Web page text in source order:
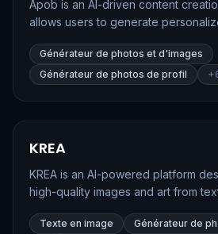
Apob is an AI-driven content
allows users to generate
and speed. Ideal for creators
generated content, Apob provides
Générateur de photos et d'images
Générateur de photos de profil
+
KREA
KREA is an AI-powered platform
high-quality images and art from
a variety of tools to generate visual
Texte en image
Générateur de